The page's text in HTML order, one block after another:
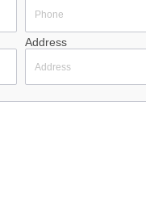
Address